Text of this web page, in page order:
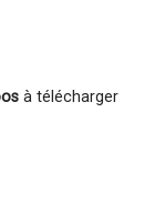
à télécharger